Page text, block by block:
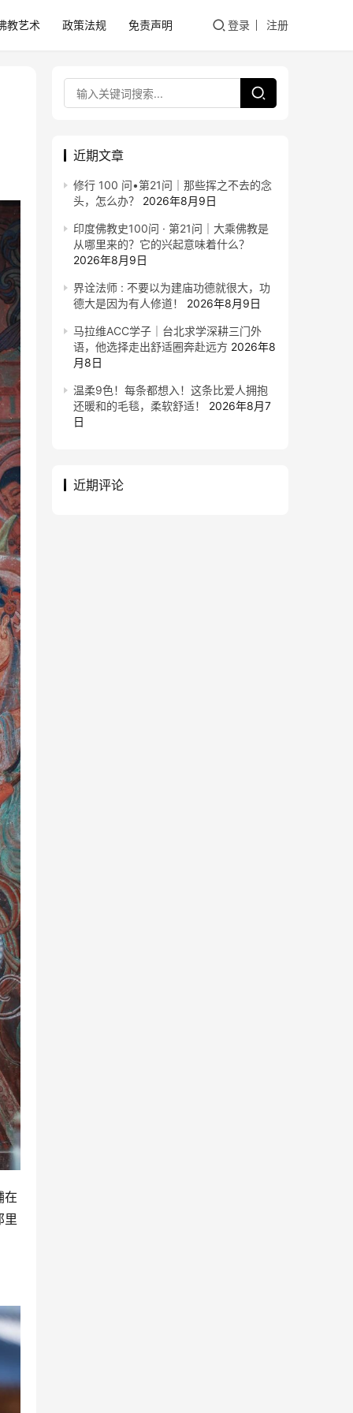
教艺术 政策法规 免责声明 登录 注册
在
里
近期文章
修行 100 问•第21问｜那些挥之不去的念
头，怎么办？
2026年8月9日
印度佛教史100问 · 第21问｜大乘佛教是
从哪里来的？它的兴起意味着什么？
2026年8月9日
界诠法师 : 不要以为建庙功德就很大，功
德大是因为有人修道！
2026年8月9日
马拉维ACC学子｜台北求学深耕三门外
语，他选择走出舒适圈奔赴远方 2026年8
月8日
温柔9色！每条都想入！这条比爱人拥抱
还暖和的毛毯，柔软舒适！
2026年8月7
日
近期评论